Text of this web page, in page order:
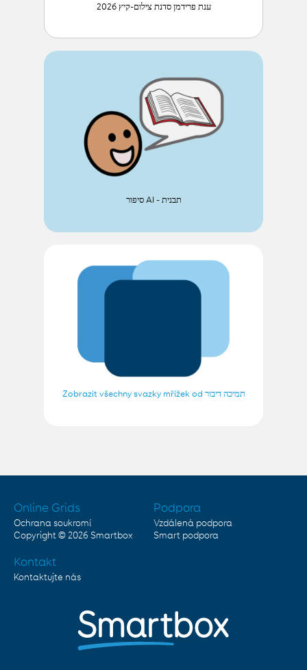
ענת פרידמן סדנת צילום-קיץ 2026
סיפור AI - תבנית
Zobrazit všechny svazky mřížek od תמיכה דיבור
Online Grids
Ochrana soukromí
Copyright © 2026 Smartbox
Podpora
Vzdálená podpora
Smart podpora
Kontakt
Kontaktujte nás